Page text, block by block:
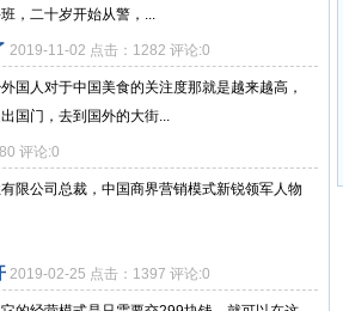
，二十岁开始从警，...
2019-11-02 点击：1282 评论:0
国人对于中国美食的关注度那就是越来越高，
国门，去到国外的大街...
评论:0
限公司总裁，中国商界营销模式新锐领军人物
2019-02-25 点击：1397 评论:0